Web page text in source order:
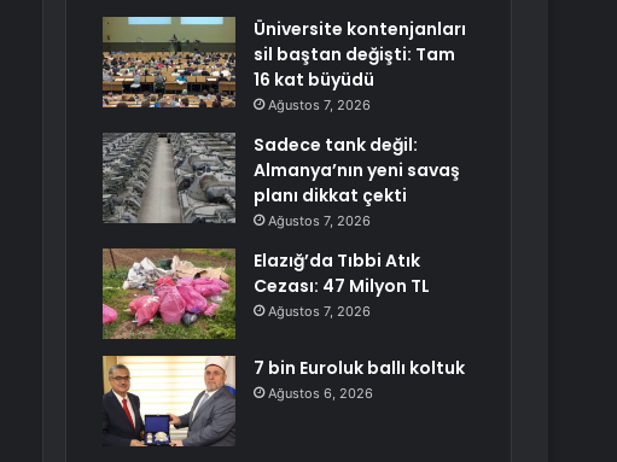
Üniversite kontenjanları
sil baştan değişti: Tam
16 kat büyüdü
Ağustos 7, 2026
Sadece tank değil:
Almanya’nın yeni savaş
planı dikkat çekti
Ağustos 7, 2026
Elazığ’da Tıbbi Atık
Cezası: 47 Milyon TL
Ağustos 7, 2026
7 bin Euroluk ballı koltuk
Ağustos 6, 2026